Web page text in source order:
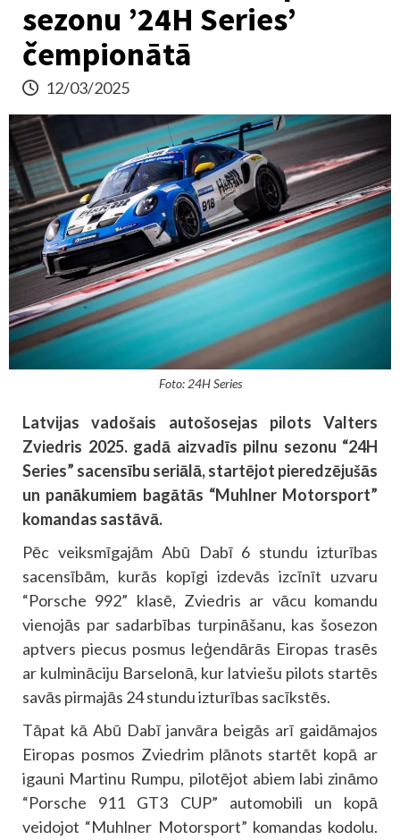
sezonu ’24H Series’
čempionātā
12/03/2025
Foto: 24H Series
Latvijas vadošais autošosejas pilots Valters
Zviedris 2025. gadā aizvadīs pilnu sezonu “24H
Series” sacensību seriālā, startējot pieredzējušās
un panākumiem bagātās “Muhlner Motorsport”
komandas sastāvā.
Pēc veiksmīgajām Abū Dabī 6 stundu izturības
sacensībām, kurās kopīgi izdevās izcīnīt uzvaru
“Porsche 992” klasē, Zviedris ar vācu komandu
vienojās par sadarbības turpināšanu, kas šosezon
aptvers piecus posmus leģendārās Eiropas trasēs
ar kulmināciju Barselonā, kur latviešu pilots startēs
savās pirmajās 24 stundu izturības sacīkstēs.
Tāpat kā Abū Dabī janvāra beigās arī gaidāmajos
Eiropas posmos Zviedrim plānots startēt kopā ar
igauni Martinu Rumpu, pilotējot abiem labi zināmo
“Porsche 911 GT3 CUP” automobili un kopā
veidojot “Muhlner Motorsport” komandas kodolu.